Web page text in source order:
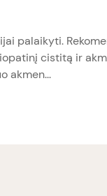
palaikyti.
cistitą ir
akmen...